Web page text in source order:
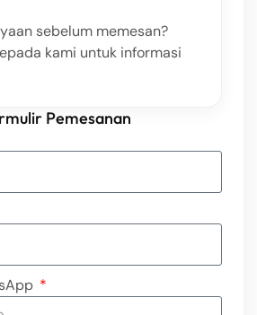
sebelum memesan?
kami untuk informasi
Pemesanan